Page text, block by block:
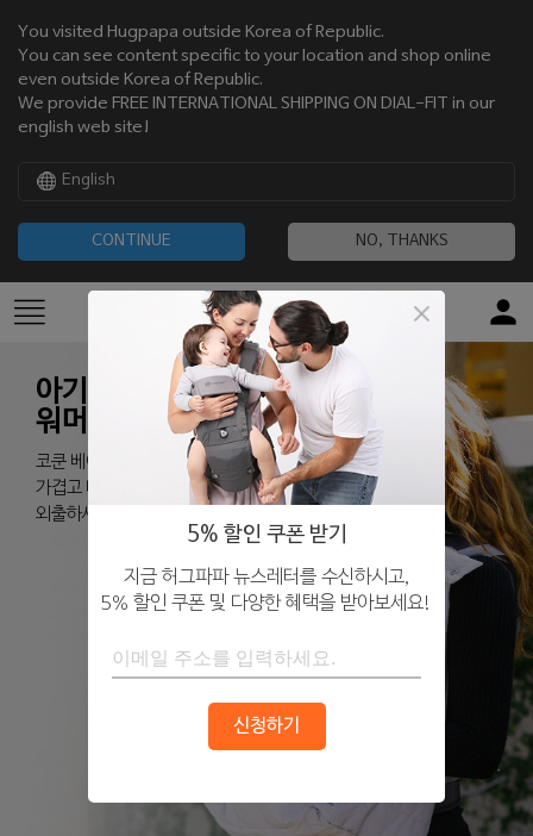
You visited Hugpapa outside Korea of Republic.
You can see content specific to your location and shop online
even outside Korea of Republic.
We provide FREE INTERNATIONAL SHIPPING ON DIAL-FIT in our
english web site!
English
CONTINUE NO, THANKS
아기띠
워머
코쿤 베이비 워머로
가겹고 따뜻하게
외출하세요
5% 할인 쿠폰 받기
지금 허그파파 뉴스레터를 수신하시고,
5% 할인 쿠폰 및 다양한 혜택을 받아보세요!
신청하기